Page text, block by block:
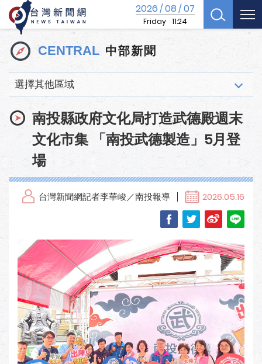
2026/08/07
Friday 11:24
CENTRAL 中部新聞
選擇其他區域
南投縣政府文化局打造武德殿週末
文化市集 「南投武德製造」5月登
場
台灣新聞網記者李華峻／南投報導 2026.05.16